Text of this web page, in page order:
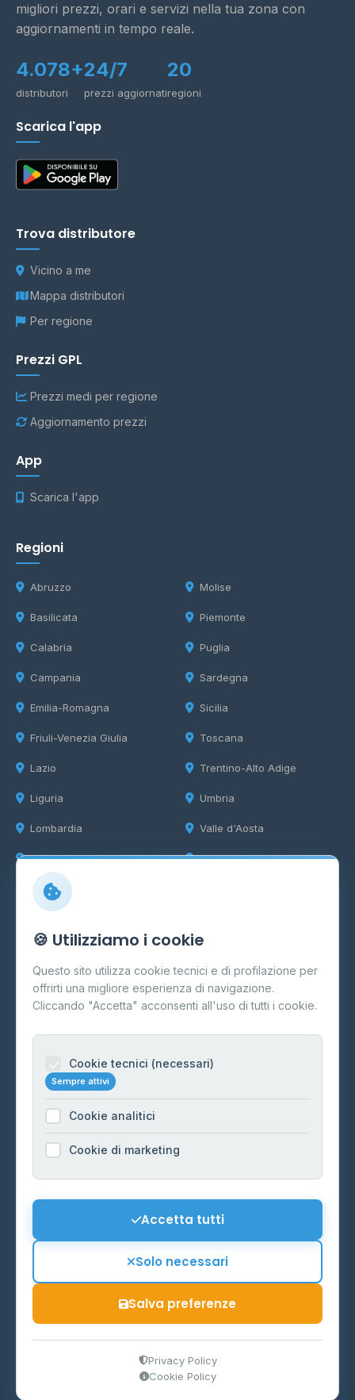
migliori prezzi, orari e servizi nella tua zona con
aggiornamenti in tempo reale.
4.078+
distributori
24/7
prezzi aggiornati
20
regioni
Scarica l'app
Trova distributore
Vicino a me
Mappa distributori
Per regione
Prezzi GPL
Prezzi medi per regione
Aggiornamento prezzi
App
Scarica l'app
Regioni
Abruzzo
Basilicata
Calabria
Campania
Emilia-Romagna
Friuli-Venezia Giulia
Lazio
Liguria
Lombardia
Marche
Molise
Piemonte
Puglia
Sardegna
Sicilia
Toscana
Trentino-Alto Adige
Umbria
Valle d'Aosta
Veneto
Info
Cos'è il GPL
FAQ
Contatti
Informazioni legali
Cookie Policy
Preferenze Cookie
Mappa del sito
P.IVA 03859300364
Ministero delle Imprese e del Made in Italy
🍪 Utilizziamo i cookie
Questo sito utilizza cookie tecnici e di profilazione per
offrirti una migliore esperienza di navigazione.
Cliccando "Accetta" acconsenti all'uso di tutti i cookie.
Cookie tecnici (necessari)
Sempre attivi
Cookie analitici
Cookie di marketing
Accetta tutti
Solo necessari
Salva preferenze
Privacy Policy
Cookie Policy